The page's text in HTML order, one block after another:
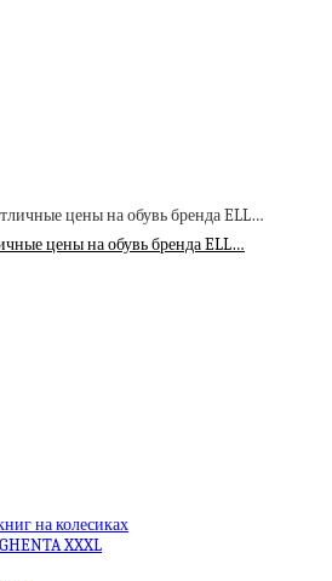
цены на обувь бренда ELL…
на колесиках
XXXL